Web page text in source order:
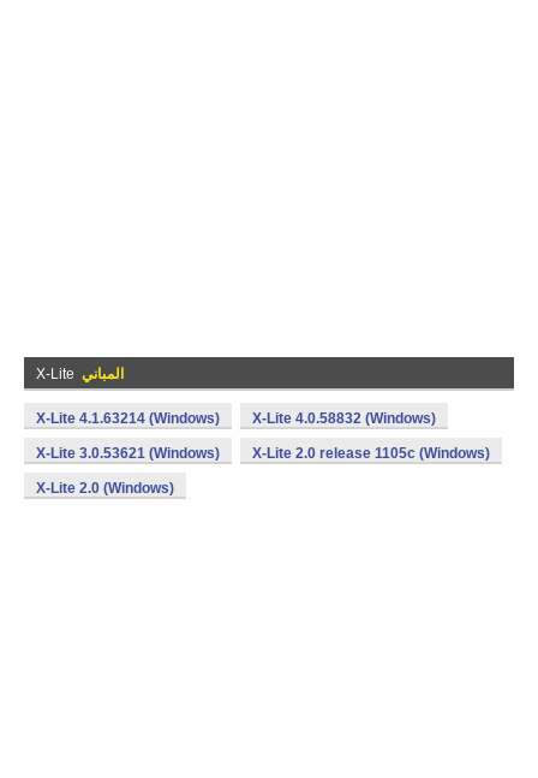
X-Lite المباني
X-Lite 4.1.63214 (Windows) X-Lite 4.0.58832 (Windows)
X-Lite 3.0.53621 (Windows) X-Lite 2.0 release 1105c (Windows)
X-Lite 2.0 (Windows)